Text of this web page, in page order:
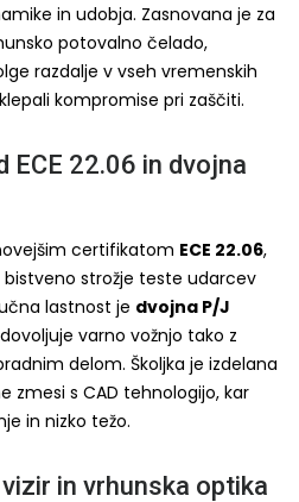
in udobja. Zasnovana je za
potovalno čelado,
razdalje v vseh vremenskih
kompromise pri zaščiti.
22.06 in dvojna
certifikatom ECE 22.06,
strožje teste udarcev
lastnost je dvojna P/J
varno vožnjo tako z
delom. Školjka je izdelana
zmesi s CAD tehnologijo, kar
in nizko težo.
in vrhunska optika